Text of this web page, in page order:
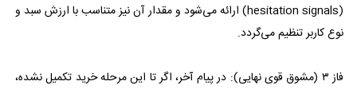
(hesitation signals) ارائه می‌شود و مقدار آن نیز متناسب با ارزش سبد و
نوع کاربر تنظیم می‌گردد.
فاز ۳ (مشوق قوی نهایی): در پیام آخر، اگر تا این مرحله خرید تکمیل نشده،